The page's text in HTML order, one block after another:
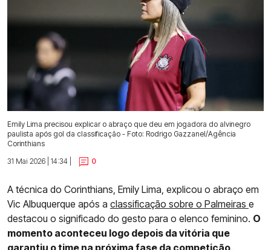
Emily Lima precisou explicar o abraço que deu em jogadora do alvinegro
paulista após gol da classificação - Foto: Rodrigo Gazzanel/Agência
Corinthians
31 Mai 2026 | 14:34 |
0
A técnica do Corinthians, Emily Lima, explicou o abraço em
Vic Albuquerque após a classificação sobre o Palmeiras e
destacou o significado do gesto para o elenco feminino. O
momento aconteceu logo depois da vitória que
garantiu o time na próxima fase da competição,